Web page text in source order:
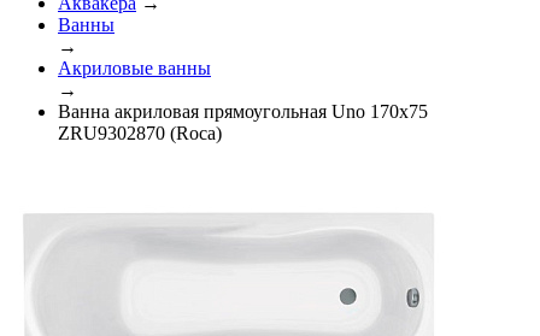
Ванны
→
Акриловые ванны
→
Ванна акриловая прямоугольная Uno 170x75
ZRU9302870 (Roca)